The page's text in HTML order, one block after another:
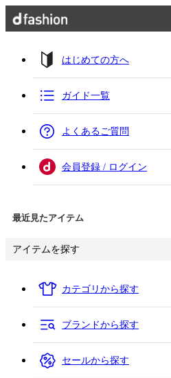
はじめての方へ
ガイド一覧
よくあるご質問
会員登録 / ログイン
最近見たアイテム
アイテムを探す
カテゴリから探す
ブランドから探す
セールから探す